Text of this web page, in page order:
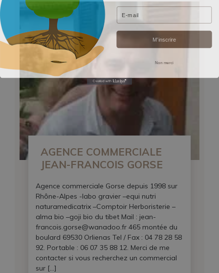
AGENCE COMMERCIALE
JEAN-FRANCOIS GORSE
Agence commerciale Gorse depuis 1998 sur
Rhône-Alpes -labo gravier –equi nutri
naturamedicatrix –Comptoir Herboristerie –
alma bio –goji bio du tibet Mail : jean-
francois.gorse@wanadoo.fr 465 montée du
boulard 69530 Orlienas Tel / Fax : 04 78 28 58
92. Portable : 06 07 35 88 12. Merci de me
contacter si vous recherchez un commercial
sur […]
Email
M’inscrire